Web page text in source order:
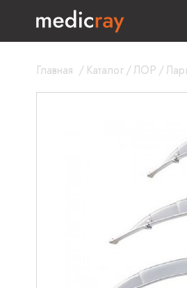
Главная / Каталог/ЛОР /